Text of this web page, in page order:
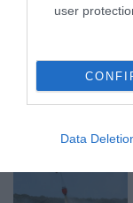
user
Data